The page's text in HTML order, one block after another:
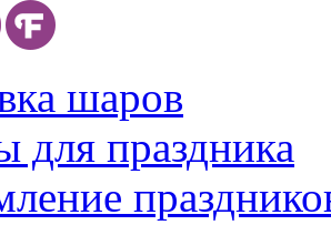
шаров
для праздника